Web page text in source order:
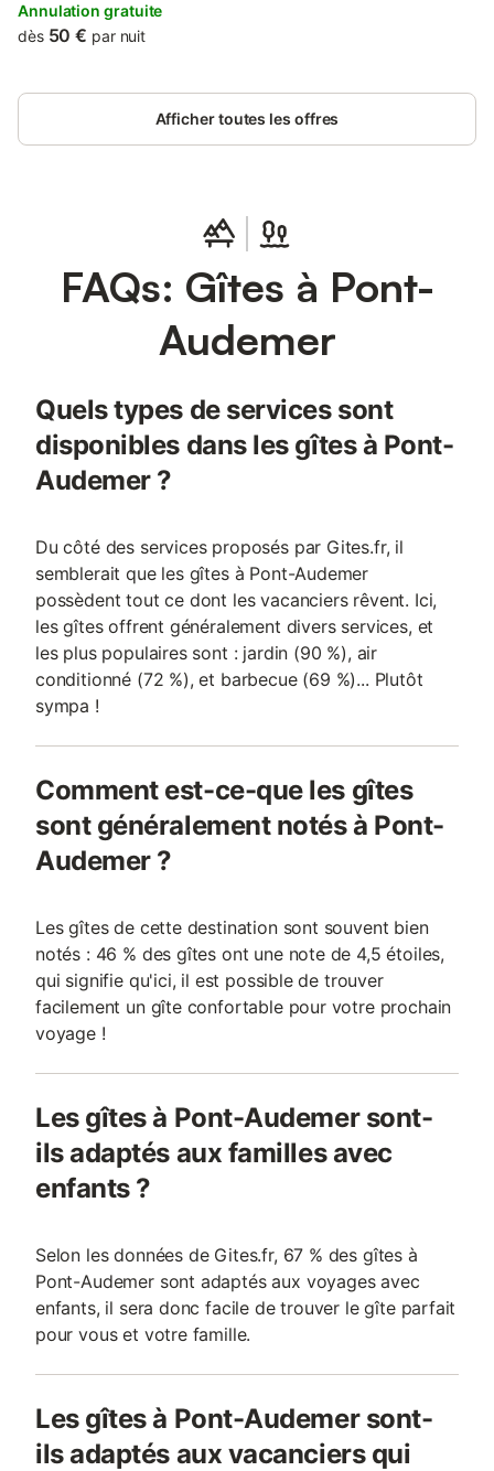
Cerza Safari Park.
Annulation gratuite
dès 50 € par nuit
Afficher toutes les offres
FAQs: Gîtes à Pont-
Audemer
Quels types de services sont
disponibles dans les gîtes à Pont-
Audemer ?
Du côté des services proposés par Gites.fr, il
semblerait que les gîtes à Pont-Audemer
possèdent tout ce dont les vacanciers rêvent. Ici,
les gîtes offrent généralement divers services, et
les plus populaires sont : jardin (90 %), air
conditionné (72 %), et barbecue (69 %)... Plutôt
sympa !
Comment est-ce-que les gîtes
sont généralement notés à Pont-
Audemer ?
Les gîtes de cette destination sont souvent bien
notés : 46 % des gîtes ont une note de 4,5 étoiles,
qui signifie qu'ici, il est possible de trouver
facilement un gîte confortable pour votre prochain
voyage !
Les gîtes à Pont-Audemer sont-
ils adaptés aux familles avec
enfants ?
Selon les données de Gites.fr, 67 % des gîtes à
Pont-Audemer sont adaptés aux voyages avec
enfants, il sera donc facile de trouver le gîte parfait
pour vous et votre famille.
Les gîtes à Pont-Audemer sont-
ils adaptés aux vacanciers qui